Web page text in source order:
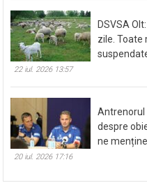
DSVSA
zile. Toate
22 iul. 2026 13:57
Antrenorul
despre
ne
20 iul. 2026 17:16